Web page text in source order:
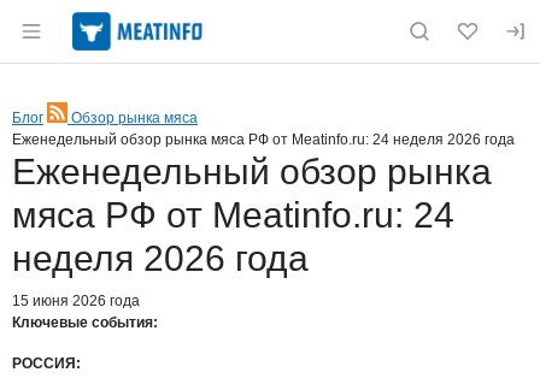
Раздел навигации по сайту meatinfo.ru
Блог
RSS
Обзор рынка мяса
Еженедельный обзор рынка мяса РФ от Meatinfo.ru: 24 неделя 2026 года
Еженедельный обзор рынка
мяса РФ от Meatinfo.ru: 24
неделя 2026 года
15 июня 2026 года
Ключевые события:
РОССИЯ: